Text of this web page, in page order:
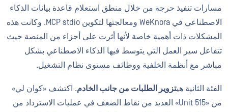
مسارات تنفيذ حرجة من خلال منطق استعلام قاعدة بيانات الذكاء
الاصطناعي في WeKnora ومعالجتها لتكوين MCP stdio. وكانت هذه
المشكلات ذات أهمية خاصة لأنها أثرت على أجزاء من المنصة حيث
تتفاعل سير العمل التي يتوسط فيها الذكاء الاصطناعي بشكل
مباشر مع أنظمة الخلفية ووظائف مستوى نظام التشغيل.
الفئة الثانية هيتزوير الطلبات من جانب الخادم. اكتشف «كوان لي»
من «Unit 515» العديد من نقاط الضعف في عمليات الاسترداد من